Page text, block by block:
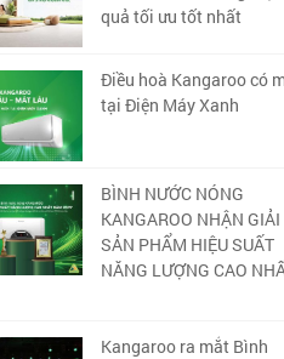
quả tối ưu tốt nhất
Điều hoà Kangaroo có
tại Điện Máy Xanh
BÌNH NƯỚC NÓNG
KANGAROO NHẬN GIẢI
SẢN PHẨM HIỆU SUẤT
NĂNG LƯỢNG CAO
Kangaroo ra mắt Bình